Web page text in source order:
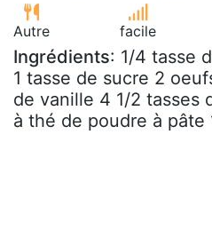
Autre facile
Ingrédients: 1/4 tasse
1 tasse de sucre 2
de vanille 4 1/2 tasses
à thé de poudre à pâte